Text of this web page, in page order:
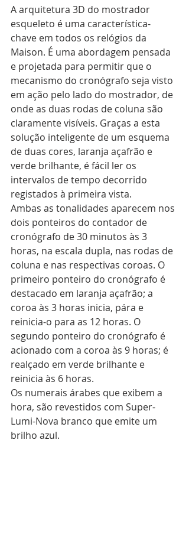
A arquitetura 3D do mostrador
esqueleto é uma característica-
chave em todos os relógios da
Maison. É uma abordagem pensada
e projetada para permitir que o
mecanismo do cronógrafo seja visto
em ação pelo lado do mostrador, de
onde as duas rodas de coluna são
claramente visíveis. Graças a esta
solução inteligente de um esquema
de duas cores, laranja açafrão e
verde brilhante, é fácil ler os
intervalos de tempo decorrido
registados à primeira vista.
Ambas as tonalidades aparecem nos
dois ponteiros do contador de
cronógrafo de 30 minutos às 3
horas, na escala dupla, nas rodas de
coluna e nas respectivas coroas. O
primeiro ponteiro do cronógrafo é
destacado em laranja açafrão; a
coroa às 3 horas inicia, pára e
reinicia-o para as 12 horas. O
segundo ponteiro do cronógrafo é
acionado com a coroa às 9 horas; é
realçado em verde brilhante e
reinicia às 6 horas.
Os numerais árabes que exibem a
hora, são revestidos com Super-
Lumi-Nova branco que emite um
brilho azul.